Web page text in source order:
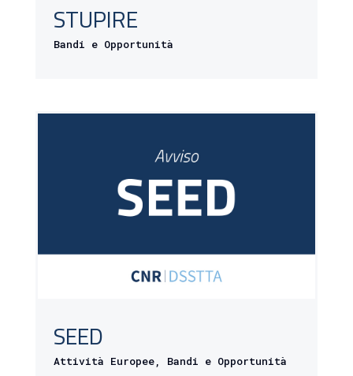
STUPIRE
Bandi e Opportunità
SEED
Attività Europee, Bandi e Opportunità